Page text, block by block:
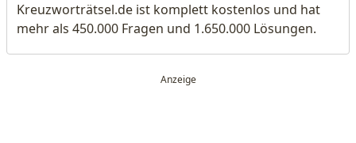
Kreuzworträtsel.de ist komplett kostenlos und hat
mehr als 450.000 Fragen und 1.650.000 Lösungen.